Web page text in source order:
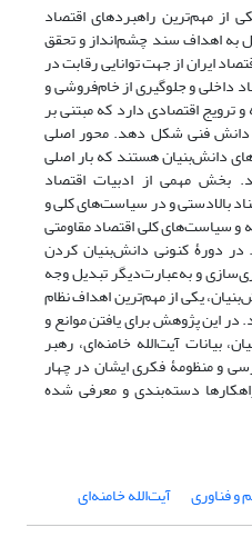
از مهم‌ترین راهبردهای اقتصاد
به اهداف سند چشم‌انداز و تحقق
ایران از جهت توانایی رقابت در
داخلی و جلوگیری از خام‌فروشی و
و ترویج اقتصادی دارد که مبتنی بر
دانش فنی شکل دهد. محور اصلی
دانش‌بنیان هستند که بار اصلی
مهمی از ادبیات اقتصاد
بالادستی و در سیاست‌های کلی و
سند چشم‌انداز ۲۰ ساله و سیاست‌های کلی اقتصاد مقاومتی
دورۀ کنونی دانش‌بنیان کردن
و به‌عبارت‌دیگر تبدیل وجه
یکی از مهم‌ترین اهداف نظام
در این پژوهش برای یافتن موانع و
بیانات آیت‌الله خامنه‌ای، رهبر
و منظومۀ فکری ایشان در چهار
دسته‌‌بندی و معرفی شده
و فناوری آیت‌الله خامنه‌ای